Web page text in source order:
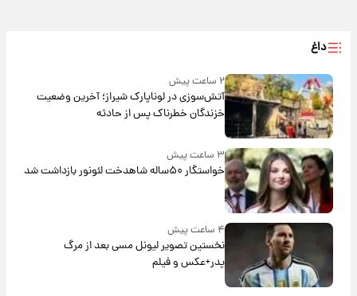
داغ
۲ ساعت پیش
آتش‌سوزی در لوناپارک شیراز؛ آخرین وضعیت
خزندگان خطرناک پس از حادثه
۳ ساعت پیش
خواستگار ۵۰ساله شاهدخت لئونور بازداشت شد
نخستین تصویر لیونل مسی بعد از مرگ
پدر+عکس و فیلم